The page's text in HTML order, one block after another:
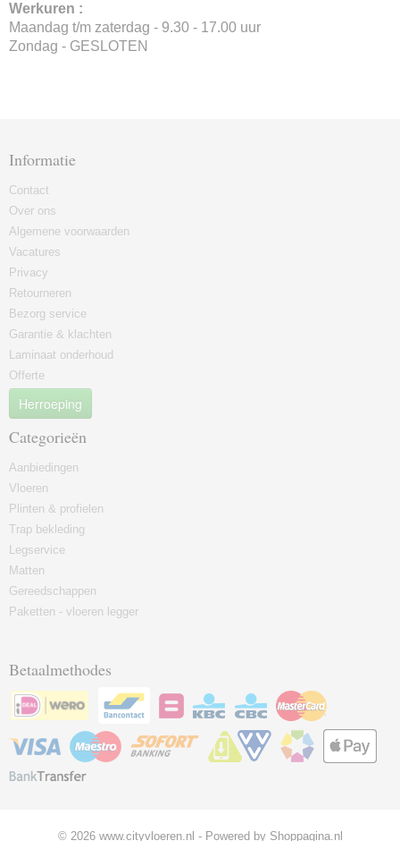
Werkuren :
Maandag t/m zaterdag - 9.30 - 17.00 uur
Zondag - GESLOTEN
Informatie
Contact
Over ons
Algemene voorwaarden
Vacatures
Privacy
Retourneren
Bezorg service
Garantie & klachten
Laminaat onderhoud
Offerte
Herroeping
Categorieën
Aanbiedingen
Vloeren
Plinten & profielen
Trap bekleding
Legservice
Matten
Gereedschappen
Paketten - vloeren legger
Betaalmethodes
© 2026 www.cityvloeren.nl - Powered by Shoppagina.nl